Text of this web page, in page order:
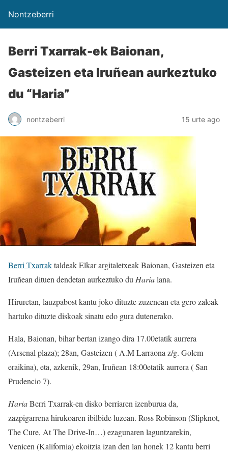
Nontzeberri
Berri Txarrak-ek Baionan,
Gasteizen eta Iruñean aurkeztuko
du “Haria”
nontzeberri 15 urte ago
Berri Txarraktaldeak Elkar argitaletxeak Baionan, Gasteizen eta
Iruñean dituen dendetan aurkeztuko du Harialana.
Hiruretan, lauzpabost kantu joko dituzte zuzenean eta gero zaleak
hartuko dituzte diskoak sinatu edo gura dutenerako.
Hala, Baionan, bihar bertan izango dira 17.00etatik aurrera
(Arsenal plaza); 28an, Gasteizen ( A.M Larraona z/g. Golem
eraikina), eta, azkenik, 29an, Iruñean 18:00etatik aurrera ( San
Prudencio 7).
HariaBerri Txarrak-en disko berriaren izenburua da,
zazpigarrena hirukoaren ibilbide luzean. Ross Robinson (Slipknot,
The Cure, At The Drive-In…) ezagunaren laguntzarekin,
Venicen (Kalifornia) ekoitzia izan den lan honek 12 kantu berri